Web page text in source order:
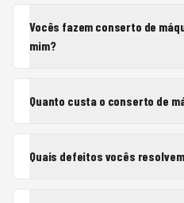
Vocês fazem conserto de
mim?
Quanto custa o conserto de
Quais defeitos vocês resolvem